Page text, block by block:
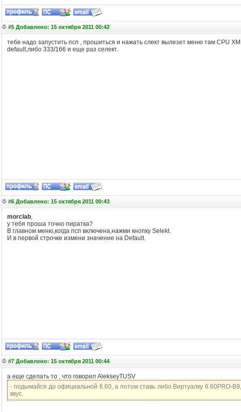
#5 Добавлено: 15 октября 2011 00:42
тебе надо запустить псп , прошиться и нажать слект вылезет меню там CPU
default,либо 333/166 и еще раз селект.
#6 Добавлено: 15 октября 2011 00:43
morclab,
у тебя проша точно пиратка?
В главном меню,когда псп включена,нажми кнопку Selekt.
И в первой строчке измени значение на Default.
#7 Добавлено: 15 октября 2011 00:44
а еще сделать то , что говорил AlekseyTUSV
- подымайся до официальной 6.60, а потом ставь либо Виртуалку 6.60PRO-
вкус.